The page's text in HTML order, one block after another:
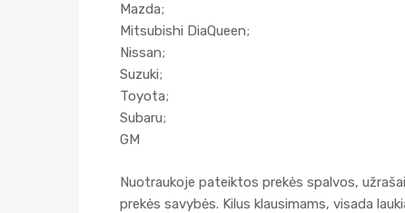
Mazda;
Mitsubishi DiaQueen;
Nissan;
Suzuki;
Toyota;
Subaru;
GM
Nuotraukoje pateiktos prekės spalvos,
prekės savybės. Kilus klausimams, visada